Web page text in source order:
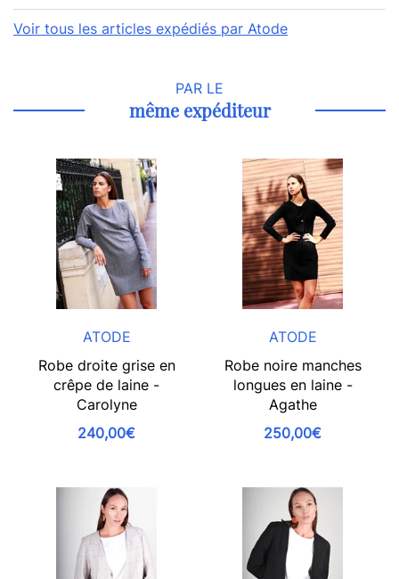
Voir tous les articles expédiés par Atode
PAR LE
même expéditeur
ATODE
Robe droite grise en
crêpe de laine -
Carolyne
240,00€
ATODE
Robe noire manches
longues en laine -
Agathe
250,00€